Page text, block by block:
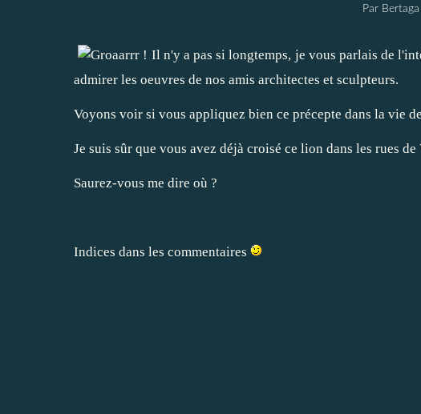
Par Bertaga
Il n'y a pas si longtemps, je vous parlais de
admirer les oeuvres de nos amis architectes et sculpteurs.
Voyons voir si vous appliquez bien ce précepte dans la vie
Je suis sûr que vous avez déjà croisé ce lion dans les rues de
Saurez-vous me dire où ?
Indices dans les commentaires